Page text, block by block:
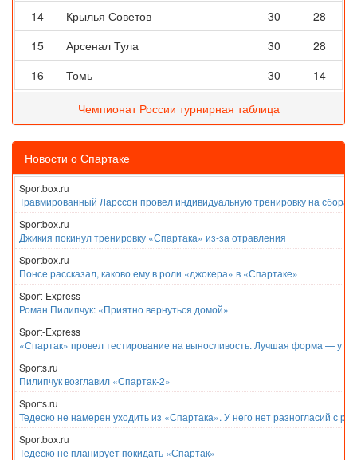
14
Крылья Советов 30
28
15
Арсенал Тула 30
28
16
Томь 30 14
Чемпионат России турнирная таблица
Новости о Спартаке
Sportbox.ru
Травмированный Ларссон провел индивидуальную тренировку на
Sportbox.ru
Джикия покинул тренировку «Спартака» из-за отравления
Sportbox.ru
Понсе рассказал, каково ему в роли «джокера» в «Спартаке»
Sport-Express
Роман Пилипчук: «Приятно вернуться домой»
Sport-Express
«Спартак» провел тестирование на выносливость. Лучшая форма — у
Sports.ru
Пилипчук возглавил «Спартак-2»
Sports.ru
Тедеско не намерен уходить из «Спартака». У него нет разногласий с
Sportbox.ru
Тедеско не планирует покидать «Спартак»